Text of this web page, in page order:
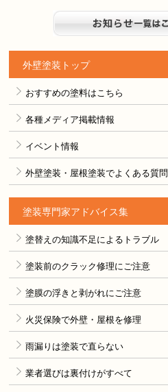
外壁塗装トップ
おすすめの塗料はこちら
各種メディア掲載情報
イベント情報
外壁塗装・屋根塗装でよくある質問
塗装専門家アドバイス集
塗替えの知識不足によるトラブル
塗装前のクラック修理にご注意
塗膜の浮きと剥がれにご注意
火災保険で外壁・屋根を修理
雨漏りは塗装で直らない
業者選びは裏付けがすべて